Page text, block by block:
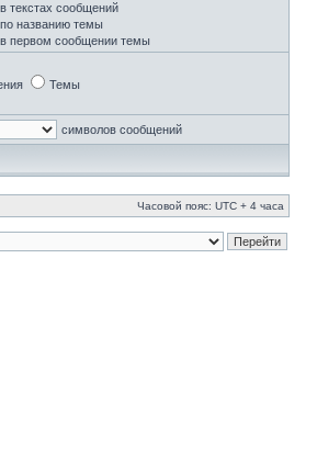
текстах сообщений
названию темы
в первом сообщении темы
Темы
символов сообщений
Часовой пояс: UTC + 4 часа